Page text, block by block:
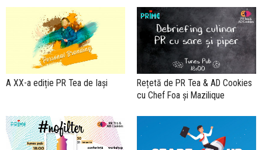
A XX-a ediție PR Tea de Iași
Rețetă de PR Tea & AD Cookies
cu Chef Foa și Mazilique